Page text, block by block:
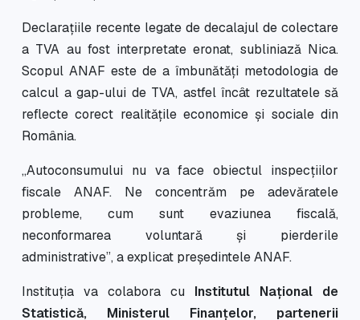
Declarațiile recente legate de decalajul de colectare
a TVA au fost interpretate eronat, subliniază Nica.
Scopul ANAF este de a îmbunătăți metodologia de
calcul a gap-ului de TVA, astfel încât rezultatele să
reflecte corect realitățile economice și sociale din
România.
„Autoconsumului nu va face obiectul inspecțiilor
fiscale ANAF. Ne concentrăm pe adevăratele
probleme, cum sunt evaziunea fiscală,
neconformarea voluntară și pierderile
administrative”, a explicat președintele ANAF.
Instituția va colabora cu Institutul Național de
Statistică, Ministerul Finanțelor, partenerii